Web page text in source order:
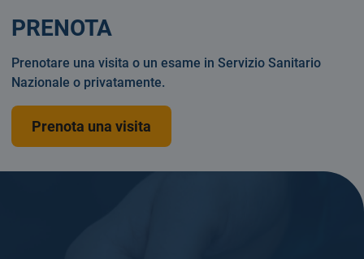
PRENOTA
Prenotare una visita o un esame in Servizio Sanitario
Nazionale o privatamente.
Prenota una visita